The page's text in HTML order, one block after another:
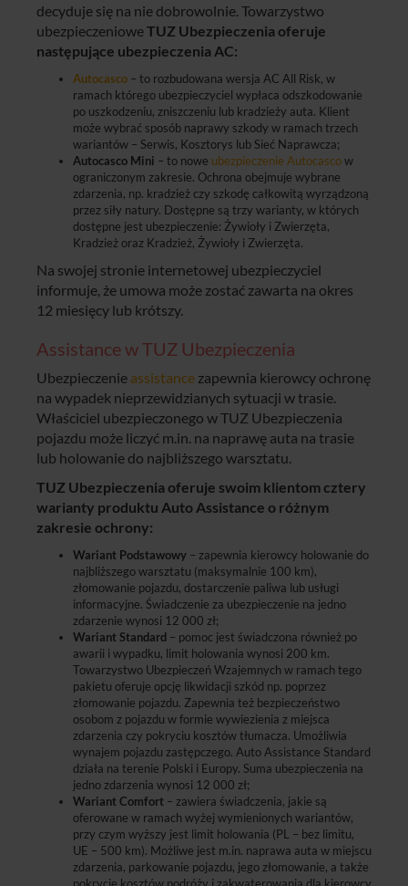
decyduje się na nie dobrowolnie. Towarzystwo
ubezpieczenioweTUZ Ubezpieczenia oferuje
następujące ubezpieczenia AC:
Autocasco – to rozbudowana wersja AC All Risk, w
ramach którego ubezpieczyciel wypłaca odszkodowanie
po uszkodzeniu, zniszczeniu lub kradzieży auta. Klient
może wybrać sposób naprawy szkody w ramach trzech
wariantów – Serwis, Kosztorys lub Sieć Naprawcza;
Autocasco Mini – to nowe ubezpieczenie Autocascow
ograniczonym zakresie. Ochrona obejmuje wybrane
zdarzenia, np. kradzież czy szkodę całkowitą wyrządzoną
przez siły natury. Dostępne są trzy warianty, w których
dostępne jest ubezpieczenie: Żywioły i Zwierzęta,
Kradzież oraz Kradzież, Żywioły i Zwierzęta.
Na swojej stronie internetowej ubezpieczyciel
informuje, że umowa może zostać zawarta na okres
12 miesięcy lub krótszy.
Assistance w TUZ Ubezpieczenia
Ubezpieczenie assistance zapewnia kierowcy ochronę
na wypadek nieprzewidzianych sytuacji w trasie.
Właściciel ubezpieczonego w TUZ Ubezpieczenia
pojazdu może liczyć m.in. na naprawę auta na trasie
lub holowanie do najbliższego warsztatu.
TUZ Ubezpieczenia oferuje swoim klientom cztery
warianty produktu Auto Assistance o różnym
zakresie ochrony:
Wariant Podstawowy – zapewnia kierowcy holowanie do
najbliższego warsztatu (maksymalnie 100 km),
złomowanie pojazdu, dostarczenie paliwa lub usługi
informacyjne. Świadczenie za ubezpieczenie na jedno
zdarzenie wynosi 12 000 zł;
Wariant Standard – pomoc jest świadczona również po
awarii i wypadku, limit holowania wynosi 200 km.
Towarzystwo Ubezpieczeń Wzajemnych w ramach tego
pakietu oferuje opcję likwidacji szkód np. poprzez
złomowanie pojazdu. Zapewnia też bezpieczeństwo
osobom z pojazdu w formie wywiezienia z miejsca
zdarzenia czy pokryciu kosztów tłumacza. Umożliwia
wynajem pojazdu zastępczego. Auto Assistance Standard
działa na terenie Polski i Europy. Suma ubezpieczenia na
jedno zdarzenia wynosi 12 000 zł;
Wariant Comfort – zawiera świadczenia, jakie są
oferowane w ramach wyżej wymienionych wariantów,
przy czym wyższy jest limit holowania (PL – bez limitu,
UE – 500 km). Możliwe jest m.in. naprawa auta w miejscu
zdarzenia, parkowanie pojazdu, jego złomowanie, a także